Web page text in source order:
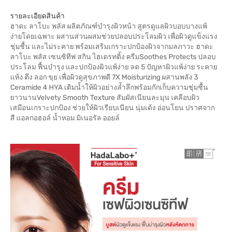
รายละเอียดสินค้า
ฮาดะ ลาโบะ พลัส ผลิตภัณฑ์บำรุงผิวหน้า สูตรดูแลผิวบอบบางแพ้
ง่ายโดยเฉพาะ ผสานส่วนผสมช่วยปลอบประโลมผิว เพื่อผิวดูแข็งแรง
ชุ่มชื้น และไม่ระคาย พร้อมเสริมเกราะปกป้องผิวจากมลภาวะ ฮาดะ
ลาโบะ พลัส เซนซิทีฟ สกิน ไฮเดรทติ้ง ครีมSoothes Protects ปลอบ
ประโลม ฟื้นบำรุง และปกป้องผิวแพ้ง่าย ลด 5 ปัญหาผิวแพ้ง่าย ระคาย
แห้ง ตึง ลอก ขุย เพื่อผิวดูสุขภาพดี 7X Moisturizing ผสานพลัง 3
Ceramide 4 HYA เติมน้ำให้ผิวอย่างล้ำลึกพร้อมกักเก็บความชุ่มชื้น
ยาวนานVelvety Smooth Texture สัมผัสเนียนละมุน เคลือบผิว
เสมือนเกราะปกป้อง ช่วยให้ผิวเรียบเนียน นุ่มเด้ง อ่อนโยน ปราศจาก
สี แอลกอฮอล์ น้ำหอม มิเนอรัล ออยล์